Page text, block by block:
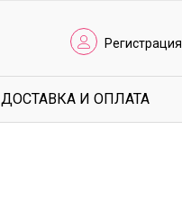
Регистрация
ДОСТАВКА И ОПЛАТА